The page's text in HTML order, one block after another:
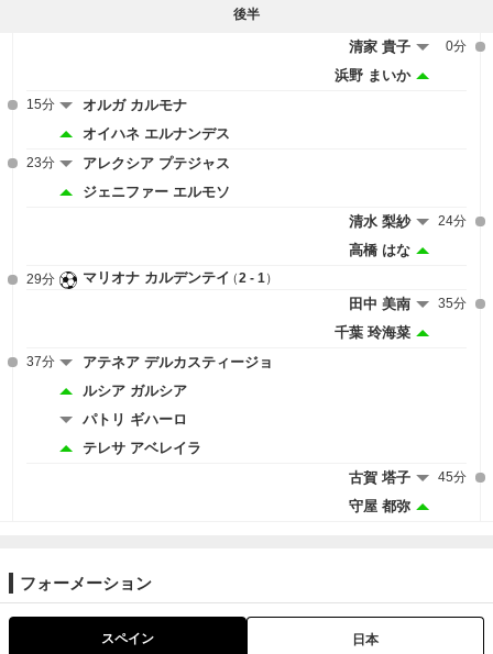
後半
0分
清家 貴子
浜野 まいか
15分
オルガ カルモナ
オイハネ エルナンデス
23分
アレクシア プテジャス
ジェニファー エルモソ
24分
清水 梨紗
高橋 はな
29分 マリオナ カルデンテイ 2 - 1
35分
田中 美南
千葉 玲海菜
37分
アテネア デルカスティージョ
ルシア ガルシア
パトリ ギハーロ
テレサ アベレイラ
45分
古賀 塔子
守屋 都弥
フォーメーション
スペイン 日本